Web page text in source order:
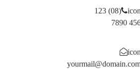
احواض
ارفف
(08) 123